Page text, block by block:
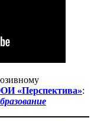
«Перспектива»: